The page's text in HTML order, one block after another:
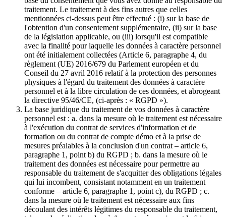
traitement. Le traitement à des fins autres que celles
mentionnées ci-dessus peut être effectué : (i) sur la base de
l'obtention d'un consentement supplémentaire, (ii) sur la base
de la législation applicable, ou (iii) lorsqu'il est compatible
avec la finalité pour laquelle les données à caractère personnel
ont été initialement collectées (Article 6, paragraphe 4, du
règlement (UE) 2016/679 du Parlement européen et du
Conseil du 27 avril 2016 relatif à la protection des personnes
physiques à l'égard du traitement des données à caractère
personnel et à la libre circulation de ces données, et abrogeant
la directive 95/46/CE, (ci-après : « RGPD »).
La base juridique du traitement de vos données à caractère
personnel est : a. dans la mesure où le traitement est nécessaire
à l'exécution du contrat de services d'information et de
formation ou du contrat de compte démo et à la prise de
mesures préalables à la conclusion d'un contrat – article 6,
paragraphe 1, point b) du RGPD ; b. dans la mesure où le
traitement des données est nécessaire pour permettre au
responsable du traitement de s'acquitter des obligations légales
qui lui incombent, consistant notamment en un traitement
conforme – article 6, paragraphe 1, point c), du RGPD ; c.
dans la mesure où le traitement est nécessaire aux fins
découlant des intérêts légitimes du responsable du traitement,